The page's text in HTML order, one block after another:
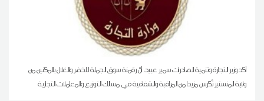
أكد وزير التجارة وتنمية الصادرات سمير عبيد، أنّ رقمنة سوق الجملة للخضر والغلال بالمكنين من
ولاية المنستير تُكرس مزيدا من المراقبة والشفافية في مسالك التوزيع والمعاملات التجارية